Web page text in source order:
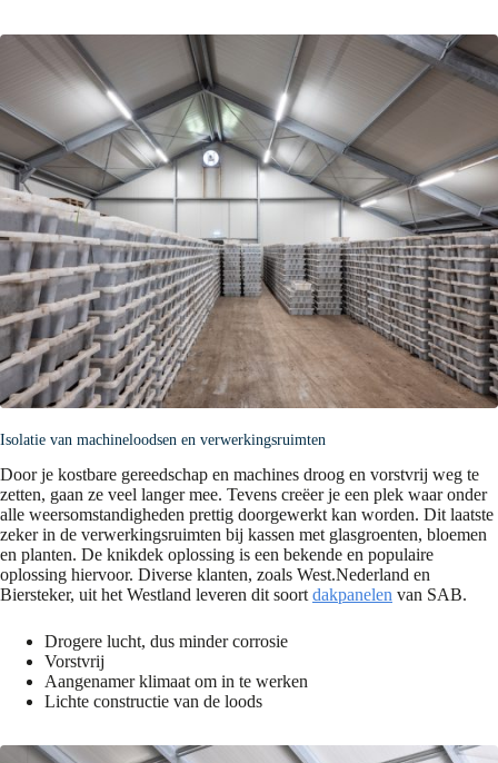
Isolatie van machineloodsen en verwerkingsruimten
Door je kostbare gereedschap en machines droog en vorstvrij weg te
zetten, gaan ze veel langer mee. Tevens creëer je een plek waar onder
alle weersomstandigheden prettig doorgewerkt kan worden. Dit laatste
zeker in de verwerkingsruimten bij kassen met glasgroenten, bloemen
en planten. De knikdek oplossing is een bekende en populaire
oplossing hiervoor. Diverse klanten, zoals West.Nederland en
Biersteker, uit het Westland leveren dit soort dakpanelen van SAB.
Drogere lucht, dus minder corrosie
Vorstvrij
Aangenamer klimaat om in te werken
Lichte constructie van de loods